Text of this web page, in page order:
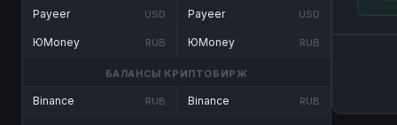
Payeer USD
ЮMoney RUB
Payeer USD
ЮMoney RUB
БАЛАНСЫ КРИПТОБИРЖ
Binance RUB Binance RUB